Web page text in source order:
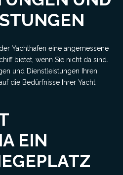
Yachthafen eine angemessene
bietet, wenn Sie nicht da sind.
und Dienstleistungen Ihren
die Bedürfnisse Ihrer Yacht
EIN